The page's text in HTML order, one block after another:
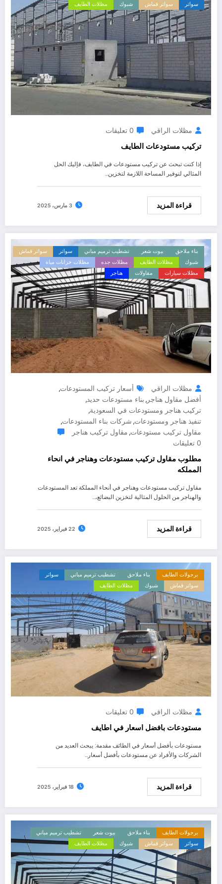
سواتر
سواتر قماش شبوك مظلات الطايف
مظلات الراقي 0 تعليقات
تركيب مستودعات الطايف
إذا كنت تبحث عن تركيب مستودعات في الطايف، فإليك الحل
المثالي لتوفير المساحة اللازمة لتخزين…
قراءة المزيد 3 مارس، 2025
بناء ملاحق بيوت شعر تشطيب ترميم مباني سواتر
سواتر قماش
شبوك
مظلات الطايف مظلات جده
مظلات خزانات مياة
مظلات سيارات
مقاولات هناجر
مظلات الراقي أسعار تركيب المستودعات,
أفضل مقاول هناجر , بناء مستودعات حديد,
تركيب هناجر ومستودعات في السعودية,
تنفيذ هناجر ومستودعات, شركات بناء المستودعات,
مقاول تركيب مستودعات, مقاول تركيب هناجر
0 تعليقات
مطلوب مقاول تركيب مستودعات وهناجر في انحاء
المملكه
مقاول تركيب مستودعات وهناجر في أنحاء المملكة تعد المستودعات
والهناجر من الحلول المثالية لتخزين البضائع،…
قراءة المزيد 22 فبراير، 2025
برجولات الطايف بناء ملاحق تشطيب ترميم مباني
سواتر
سواتر قماش
شبوك مظلات الطايف
مظلات الراقي 0 تعليقات
مستودعات بافضل اسعار في اطايف
مستودعات بأفضل أسعار في الطائف مقدمة: يبحث العديد من
الشركات والأفراد عن مستودعات بأفضل أسعار…
قراءة المزيد 18 فبراير، 2025
برجولات الطايف بناء ملاحق بيوت شعر
تشطيب ترميم مباني
سواتر
سواتر قماش شبوك مظلات الطايف